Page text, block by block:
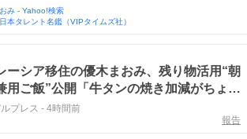
み - Yahoo!検索
本タレント名鑑（VIPタイムズ社）
ーシア移住の優木まおみ、残り物活用“朝
用ご飯”公開「牛タンの焼き加減がちょう
い」「調味料が海外テイストでおしゃ
プレス - 4時間前
報告